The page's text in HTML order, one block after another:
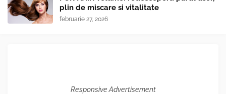
plin de miscare si vitalitate
februarie 27, 2026
Responsive Advertisement